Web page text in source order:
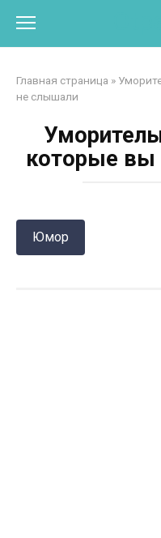
контенту
Главная страница »
не слышали
которые
Юмор